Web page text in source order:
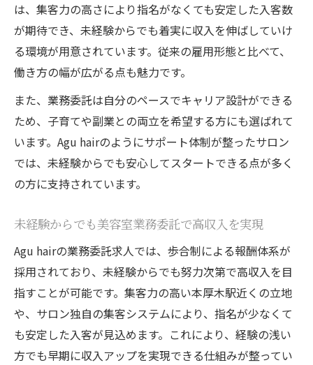
は、集客力の高さにより指名がなくても安定した入客数
が期待でき、未経験からでも着実に収入を伸ばしていけ
る環境が用意されています。従来の雇用形態と比べて、
働き方の幅が広がる点も魅力です。
また、業務委託は自分のペースでキャリア設計ができる
ため、子育てや副業との両立を希望する方にも選ばれて
います。Agu hairのようにサポート体制が整ったサロン
では、未経験からでも安心してスタートできる点が多く
の方に支持されています。
未経験からでも美容室業務委託で高収入を実現
Agu hairの業務委託求人では、歩合制による報酬体系が
採用されており、未経験からでも努力次第で高収入を目
指すことが可能です。集客力の高い本厚木駅近くの立地
や、サロン独自の集客システムにより、指名が少なくて
も安定した入客が見込めます。これにより、経験の浅い
方でも早期に収入アップを実現できる仕組みが整ってい